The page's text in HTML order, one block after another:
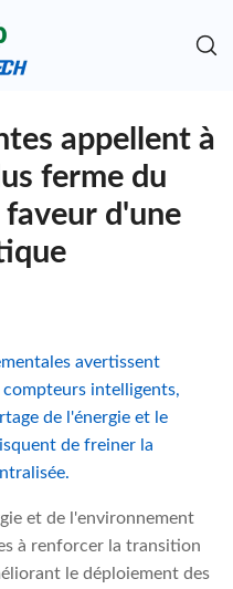
appellent à
ferme du
d'une
avertissent
intelligents,
de l'énergie et le
de freiner la
et de l'environnement
à renforcer la transition
le déploiement des